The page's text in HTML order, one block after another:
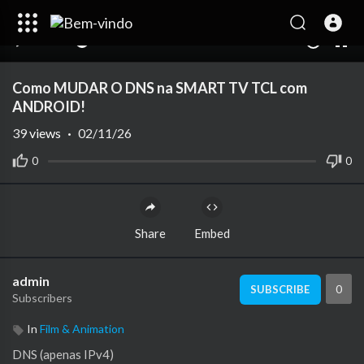
Como MUDAR O DNS na SMART TV TCL com
ANDROID!
0 0
39views · 02/11/26
Share Embed
admin
Subscribers
SUBSCRIBE 0
In Film & Animation
DNS (apenas IPv4)